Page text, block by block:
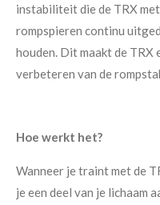
instabiliteit die de TRX
rompspieren continu
houden. Dit maakt de
verbeteren van de
Hoe werkt het?
Wanneer je traint met de
je een deel van je lichaam